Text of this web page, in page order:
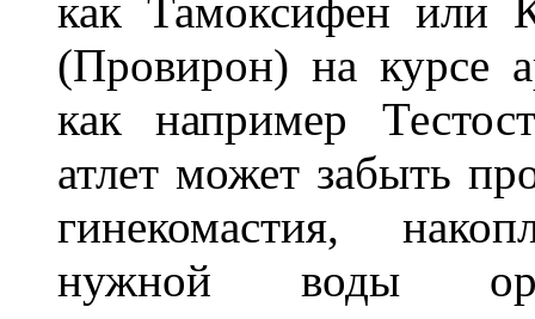
как Тамоксифен или
(Провирон) на курсе
как например
атлет может забыть
гинекомастия,
нужной воды